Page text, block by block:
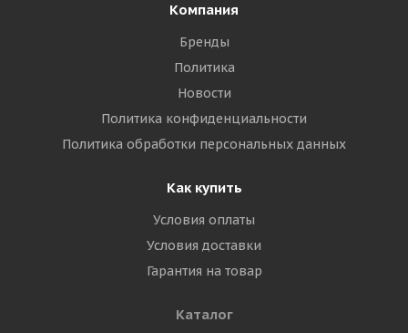
Компания
Бренды
Политика
Новости
Политика конфиденциальности
Политика обработки персональных данных
Как купить
Условия оплаты
Условия доставки
Гарантия на товар
Каталог